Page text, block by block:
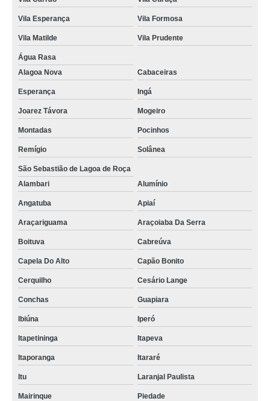
Vila Esperança Vila Formosa
Vila Matilde Vila Prudente
Água Rasa
Alagoa Nova
Cabaceiras
Esperança Ingá
Joarez Távora Mogeiro
Montadas Pocinhos
Remígio Solânea
São Sebastião de Lagoa de Roça
Alambari
Alumínio
Angatuba Apiaí
Araçariguama Araçoiaba Da Serra
Boituva Cabreúva
Capela Do Alto Capão Bonito
Cerquilho Cesário Lange
Conchas Guapiara
Ibiúna Iperó
Itapetininga Itapeva
Itaporanga Itararé
Itu Laranjal Paulista
Mairinque Piedade